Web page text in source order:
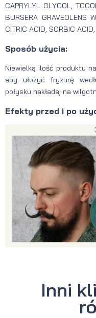
CAPRYLYL GLYCOL,
BURSERA GRAVEOLENS
CITRIC ACID, SORBIC
Sposób użycia:
Niewielką ilość produktu
aby ułożyć fryzurę
połysku nakładaj na
Efekty przed i po
Inni